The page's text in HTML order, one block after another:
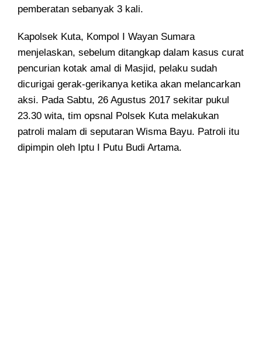
pemberatan sebanyak 3 kali.
Kapolsek Kuta, Kompol I Wayan Sumara
menjelaskan, sebelum ditangkap dalam kasus curat
pencurian kotak amal di Masjid, pelaku sudah
dicurigai gerak-gerikanya ketika akan melancarkan
aksi. Pada Sabtu, 26 Agustus 2017 sekitar pukul
23.30 wita, tim opsnal Polsek Kuta melakukan
patroli malam di seputaran Wisma Bayu. Patroli itu
dipimpin oleh Iptu I Putu Budi Artama.